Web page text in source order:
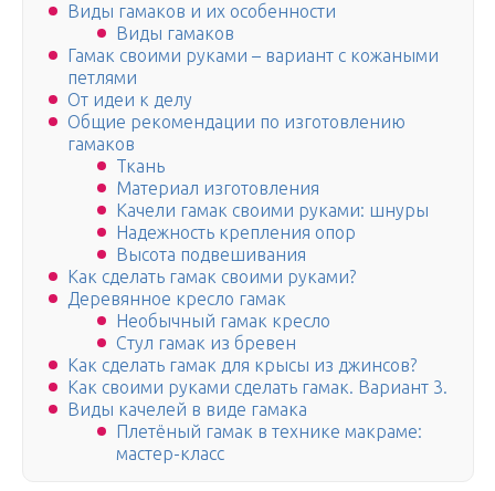
Виды гамаков и их особенности
Виды гамаков
Гамак своими руками – вариант с кожаными
петлями
От идеи к делу
Общие рекомендации по изготовлению
гамаков
Ткань
Материал изготовления
Качели гамак своими руками: шнуры
Надежность крепления опор
Высота подвешивания
Как сделать гамак своими руками?
Деревянное кресло гамак
Необычный гамак кресло
Стул гамак из бревен
Как сделать гамак для крысы из джинсов?
Как своими руками сделать гамак. Вариант 3.
Виды качелей в виде гамака
Плетёный гамак в технике макраме:
мастер-класс